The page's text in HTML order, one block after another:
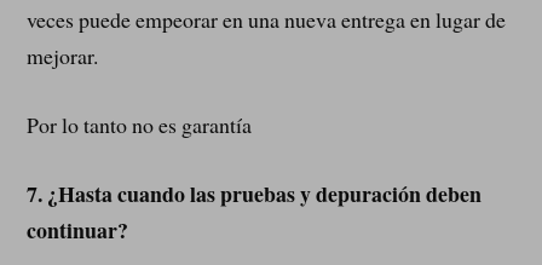
veces puede empeorar en una nueva entrega en lugar de
mejorar.
Por lo tanto no es garantía
7.¿Hasta cuando las pruebas y depuración deben
continuar?